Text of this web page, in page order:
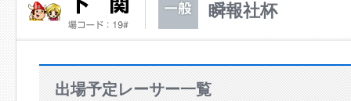
瞬報社杯
出場予定レーサー一覧